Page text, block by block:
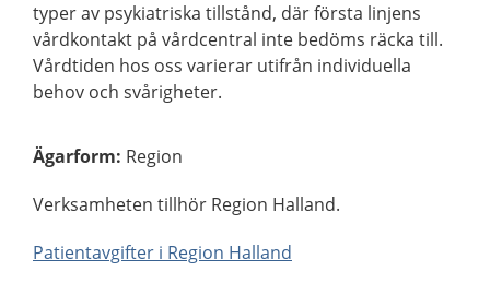
typer av psykiatriska tillstånd, där första linjens
vårdkontakt på vårdcentral inte bedöms räcka till.
Vårdtiden hos oss varierar utifrån individuella
behov och svårigheter.
Ägarform: Region
Verksamheten tillhör Region Halland.
Patientavgifter i Region Halland